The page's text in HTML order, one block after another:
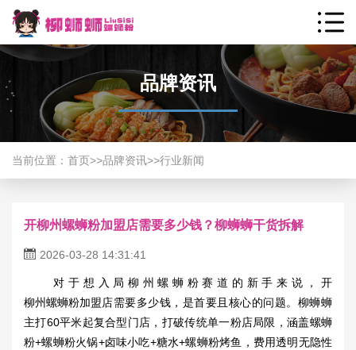
品牌资讯
当前位置： 首页>>品牌资讯>>行业新闻
开柳州螺蛳粉加盟店需要多少钱？柳蛳蛳干货拆解​
2026-03-28 14:31:41
对于想入局柳州螺蛳粉赛道的新手来说，开
柳州螺蛳粉加盟店需要多少钱，是首要且核心的问题。柳蛳蛳
主打60平米起复合型门店，打破传统单一粉店局限，涵盖螺蛳
粉+螺蛳粉火锅+卤味小吃+糖水+螺蛳粉烤鱼，费用透明无隐性